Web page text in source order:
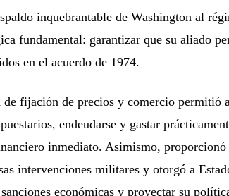
inquebrantable de Washington al
fundamental: garantizar que su aliado
en el acuerdo de 1974.
de fijación de precios y comercio permitió
endeudarse y gastar
inmediato. Asimismo, proporcionó
intervenciones militares y otorgó a
económicas y proyectar su